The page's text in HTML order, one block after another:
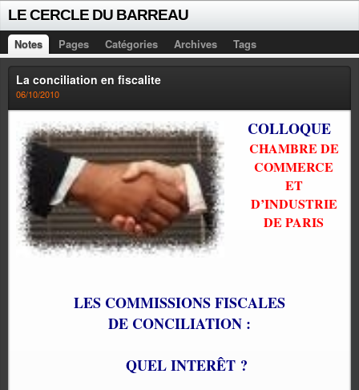
LE CERCLE DU BARREAU
Notes Pages Catégories Archives Tags
La conciliation en fiscalite
06/10/2010
COLLOQUE
CHAMBRE DE
COMMERCE
ET
D’INDUSTRIE
DE PARIS
LES COMMISSIONS FISCALES
DE CONCILIATION :
QUEL INTERÊT ?